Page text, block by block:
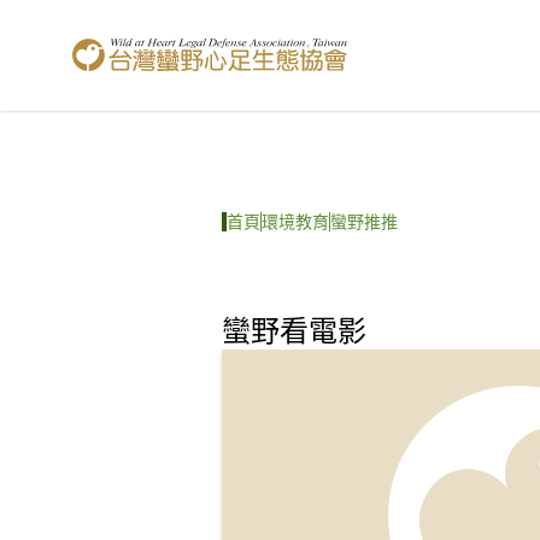
首頁環境教育蠻野推推
蠻野看電影